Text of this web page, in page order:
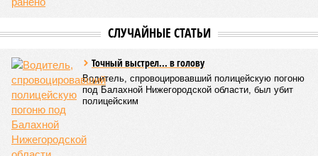
СЛУЧАЙНЫЕ СТАТЬИ
Точный выстрел... в голову
Водитель, спровоцировавший полицейскую погоню
под Балахной Нижегородской области, был убит
полицейским